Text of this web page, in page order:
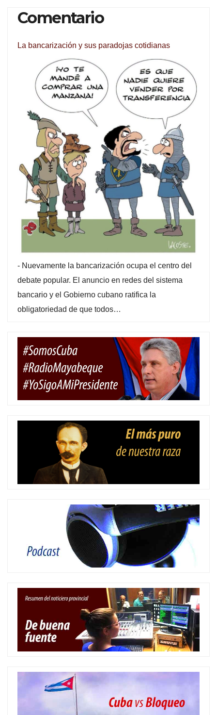
entradas
Comentario
La bancarización y sus paradojas cotidianas
- Nuevamente la bancarización ocupa el centro del
debate popular. El anuncio en redes del sistema
bancario y el Gobierno cubano ratifica la
obligatoriedad de que todos…